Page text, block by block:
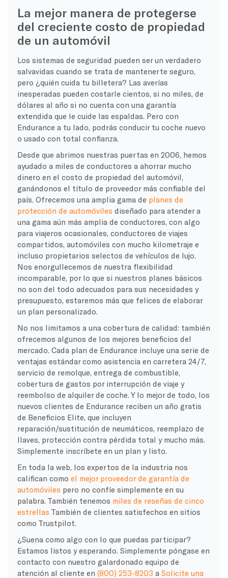
La mejor manera de protegerse
del creciente costo de propiedad
de un automóvil
Los sistemas de seguridad pueden ser un verdadero
salvavidas cuando se trata de mantenerte seguro,
pero ¿quién cuida tu billetera? Las averías
inesperadas pueden costarle cientos, si no miles, de
dólares al año si no cuenta con una garantía
extendida que le cuide las espaldas. Pero con
Endurance a tu lado, podrás conducir tu coche nuevo
o usado con total confianza.
Desde que abrimos nuestras puertas en 2006, hemos
ayudado a miles de conductores a ahorrar mucho
dinero en el costo de propiedad del automóvil,
ganándonos el título de proveedor más confiable del
país. Ofrecemos una amplia gama de planes de
protección de automóviles diseñado para atender a
una gama aún más amplia de conductores, con algo
para viajeros ocasionales, conductores de viajes
compartidos, automóviles con mucho kilometraje e
incluso propietarios selectos de vehículos de lujo.
Nos enorgullecemos de nuestra flexibilidad
incomparable, por lo que si nuestros planes básicos
no son del todo adecuados para sus necesidades y
presupuesto, estaremos más que felices de elaborar
un plan personalizado.
No nos limitamos a una cobertura de calidad: también
ofrecemos algunos de los mejores beneficios del
mercado. Cada plan de Endurance incluye una serie de
ventajas estándar como asistencia en carretera 24/7,
servicio de remolque, entrega de combustible,
cobertura de gastos por interrupción de viaje y
reembolso de alquiler de coche. Y lo mejor de todo, los
nuevos clientes de Endurance reciben un año gratis
de Beneficios Elite, que incluyen
reparación/sustitución de neumáticos, reemplazo de
llaves, protección contra pérdida total y mucho más.
Simplemente inscríbete en un plan y listo.
En toda la web, los expertos de la industria nos
califican como el mejor proveedor de garantía de
automóviles pero no confíe simplemente en su
palabra. También tenemos miles de reseñas de cinco
estrellas También de clientes satisfechos en sitios
como Trustpilot.
¿Suena como algo con lo que puedas participar?
Estamos listos y esperando. Simplemente póngase en
contacto con nuestro galardonado equipo de
atención al cliente en (800) 253-8203 a Solicite una